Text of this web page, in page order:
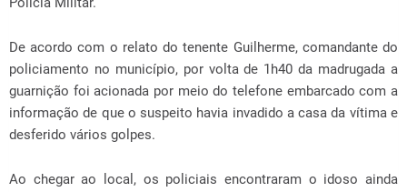
De acordo com o relato do tenente Guilherme, comandante do
policiamento no município, por volta de 1h40 da madrugada a
guarnição foi acionada por meio do telefone embarcado com a
informação de que o suspeito havia invadido a casa da vítima e
desferido vários golpes.
Ao chegar ao local, os policiais encontraram o idoso ainda